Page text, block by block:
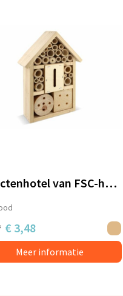
Insectenhotel van FSC-hout
€ 3,48
Meer informatie